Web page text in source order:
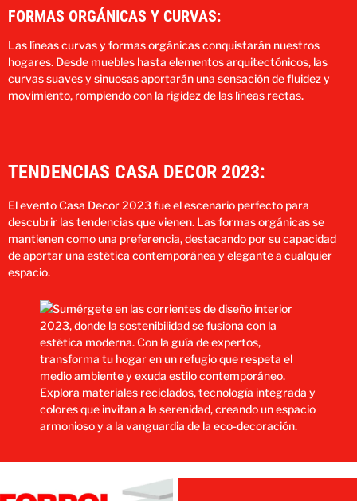
FORMAS ORGÁNICAS Y CURVAS:
Las líneas curvas y formas orgánicas conquistarán nuestros
hogares. Desde muebles hasta elementos arquitectónicos, las
curvas suaves y sinuosas aportarán una sensación de fluidez y
movimiento, rompiendo con la rigidez de las líneas rectas​.
TENDENCIAS CASA DECOR 2023:
El eventoCasa Decor 2023fue el escenario perfecto para
descubrir las tendencias que vienen. Las formas orgánicas se
mantienen como una preferencia, destacando por su capacidad
de aportar una estética contemporánea y elegante a cualquier
espacio​​.